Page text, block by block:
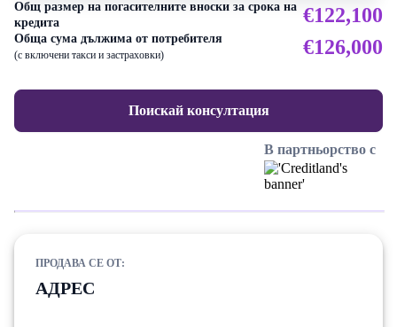
Общ размер на погасителните вноски за срока на
кредита
€122,100
Обща сума дължима от потребителя
(с включени такси и застраховки) €126,000
Поискай консултация
В партньорство с
ПРОДАВА СЕ ОТ:
АДРЕС